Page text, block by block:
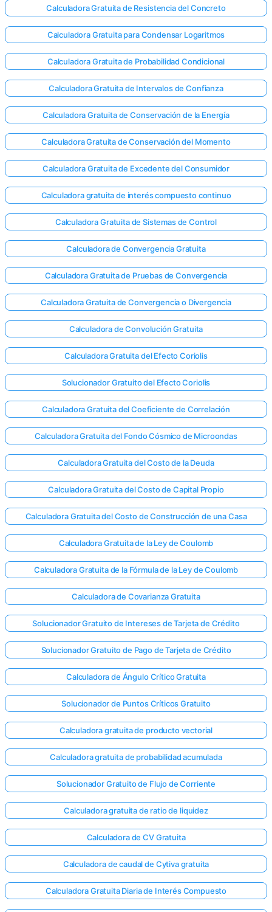
Calculadora Gratuita de Resistencia del Concreto
Calculadora Gratuita para Condensar Logaritmos
Calculadora Gratuita de Probabilidad Condicional
Calculadora Gratuita de Intervalos de Confianza
Calculadora Gratuita de Conservación de la Energía
Calculadora Gratuita de Conservación del Momento
Calculadora Gratuita de Excedente del Consumidor
Calculadora gratuita de interés compuesto continuo
Calculadora Gratuita de Sistemas de Control
Calculadora de Convergencia Gratuita
Calculadora Gratuita de Pruebas de Convergencia
Calculadora Gratuita de Convergencia o Divergencia
Calculadora de Convolución Gratuita
Calculadora Gratuita del Efecto Coriolis
Solucionador Gratuito del Efecto Coriolis
Calculadora Gratuita del Coeficiente de Correlación
Calculadora Gratuita del Fondo Cósmico de Microondas
Calculadora Gratuita del Costo de la Deuda
Calculadora Gratuita del Costo de Capital Propio
Calculadora Gratuita del Costo de Construcción de una Casa
Calculadora Gratuita de la Ley de Coulomb
Calculadora Gratuita de la Fórmula de la Ley de Coulomb
Calculadora de Covarianza Gratuita
Solucionador Gratuito de Intereses de Tarjeta de Crédito
Solucionador Gratuito de Pago de Tarjeta de Crédito
Calculadora de Ángulo Crítico Gratuita
Solucionador de Puntos Críticos Gratuito
Calculadora gratuita de producto vectorial
Calculadora gratuita de probabilidad acumulada
Solucionador Gratuito de Flujo de Corriente
Calculadora gratuita de ratio de liquidez
Calculadora de CV Gratuita
Calculadora de caudal de Cytiva gratuita
Calculadora Gratuita Diaria de Interés Compuesto